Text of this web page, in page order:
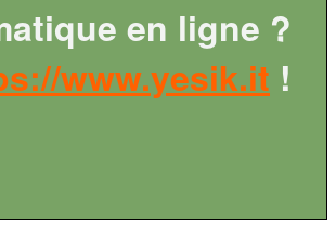
en ligne ?
www.yesik.it !